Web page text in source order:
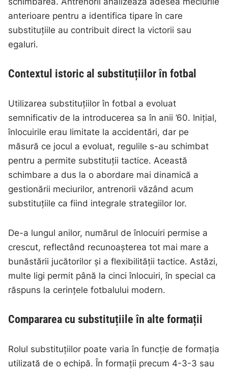
anterioare pentru a identifica tipare în care
substituțiile au contribuit direct la victorii sau
egaluri.
Contextul istoric al substituțiilor în fotbal
Utilizarea substituțiilor în fotbal a evoluat
semnificativ de la introducerea sa în anii ’60. Inițial,
înlocuirile erau limitate la accidentări, dar pe
măsură ce jocul a evoluat, regulile s-au schimbat
pentru a permite substituții tactice. Această
schimbare a dus la o abordare mai dinamică a
gestionării meciurilor, antrenorii văzând acum
substituțiile ca fiind integrale strategiilor lor.
De-a lungul anilor, numărul de înlocuiri permise a
crescut, reflectând recunoașterea tot mai mare a
bunăstării jucătorilor și a flexibilității tactice. Astăzi,
multe ligi permit până la cinci înlocuiri, în special ca
răspuns la cerințele fotbalului modern.
Compararea cu substituțiile în alte formații
Rolul substituțiilor poate varia în funcție de formația
utilizată de o echipă. În formații precum 4-3-3 sau